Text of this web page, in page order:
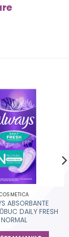
ABSORBANTE
DAILY FRESH
NORMAL